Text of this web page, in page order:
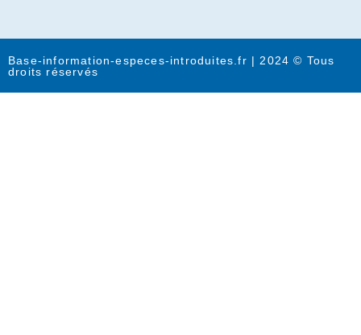
Base-information-especes-introduites.fr | 2024 © Tous
droits réservés